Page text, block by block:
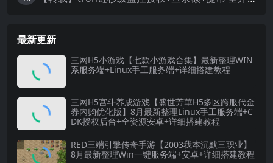
最新更新
三网H5小游戏【七款小游戏合集】最新整理WIN
系服务端+Linux手工服务端+详细搭建教程
三网H5宫斗养成游戏【盛世芳華H5多区跨服代金
券内购优化版】8月最新整理Linux手工服务端+C
DK授权后台+全资源安卓+详细搭建教程
RED三端引擎传奇手游【2003我本沉默三职业】
8月最新整理Win一键服务端+安卓+详细搭建教程